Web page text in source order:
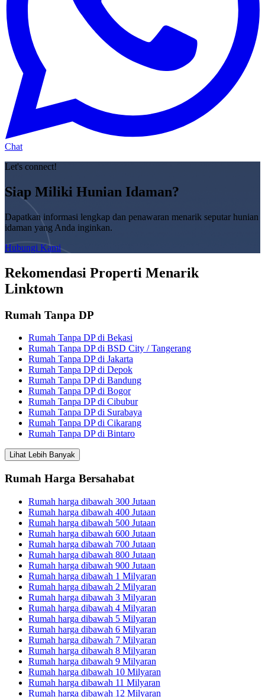
Chat
Let's connect!
Siap Miliki Hunian Idaman?
Dapatkan informasi lengkap dan penawaran menarik seputar hunian
idaman yang Anda inginkan.
Hubungi Kami
Rekomendasi Properti Menarik
Linktown
Rumah Tanpa DP
Rumah Tanpa DP di Bekasi
Rumah Tanpa DP di BSD City / Tangerang
Rumah Tanpa DP di Jakarta
Rumah Tanpa DP di Depok
Rumah Tanpa DP di Bandung
Rumah Tanpa DP di Bogor
Rumah Tanpa DP di Cibubur
Rumah Tanpa DP di Surabaya
Rumah Tanpa DP di Cikarang
Rumah Tanpa DP di Bintaro
Lihat Lebih Banyak
Rumah Harga Bersahabat
Rumah harga dibawah 300 Jutaan
Rumah harga dibawah 400 Jutaan
Rumah harga dibawah 500 Jutaan
Rumah harga dibawah 600 Jutaan
Rumah harga dibawah 700 Jutaan
Rumah harga dibawah 800 Jutaan
Rumah harga dibawah 900 Jutaan
Rumah harga dibawah 1 Milyaran
Rumah harga dibawah 2 Milyaran
Rumah harga dibawah 3 Milyaran
Rumah harga dibawah 4 Milyaran
Rumah harga dibawah 5 Milyaran
Rumah harga dibawah 6 Milyaran
Rumah harga dibawah 7 Milyaran
Rumah harga dibawah 8 Milyaran
Rumah harga dibawah 9 Milyaran
Rumah harga dibawah 10 Milyaran
Rumah harga dibawah 11 Milyaran
Rumah harga dibawah 12 Milyaran